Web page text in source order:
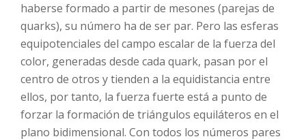
haberse formado a partir de mesones (parejas de
quarks), su número ha de ser par. Pero las esferas
equipotenciales del campo escalar de la fuerza del
color, generadas desde cada quark, pasan por el
centro de otros y tienden a la equidistancia entre
ellos, por tanto, la fuerza fuerte está a punto de
forzar la formación de triángulos equiláteros en el
plano bidimensional. Con todos los números pares